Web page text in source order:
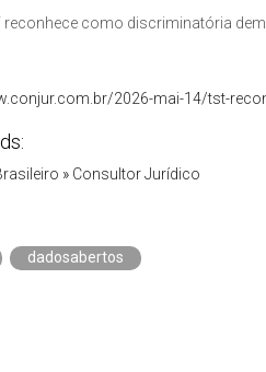
reconhece como discriminatória
2026-mai-14/tst-
» Consultor Jurídico
dadosabertos